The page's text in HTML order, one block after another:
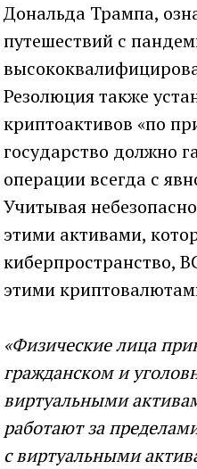
Дональда Трампа,
путешествий с
Резолюция также
криптоактивов «по
государство должно
операции всегда с
Учитывая
этими активами,
киберпространство,
этими
«Физические лица
гражданском и
виртуальными
работают за
с виртуальными